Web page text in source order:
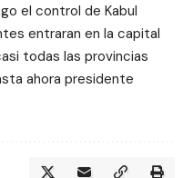
el control de Kabul
entraran en la capital
todas las provincias
ahora presidente